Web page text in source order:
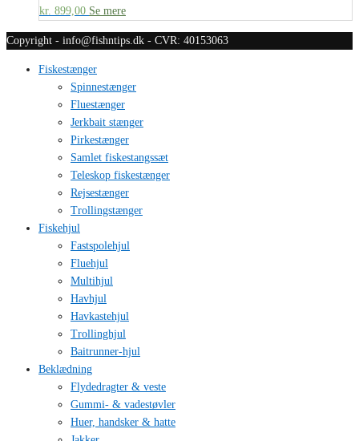
kr. 899,00 Se mere
Copyright - info@fishntips.dk - CVR: 40153063
Fiskestænger
Spinnestænger
Fluestænger
Jerkbait stænger
Pirkestænger
Samlet fiskestangssæt
Teleskop fiskestænger
Rejsestænger
Trollingstænger
Fiskehjul
Fastspolehjul
Fluehjul
Multihjul
Havhjul
Havkastehjul
Trollinghjul
Baitrunner-hjul
Beklædning
Flydedragter & veste
Gummi- & vadestøvler
Huer, handsker & hatte